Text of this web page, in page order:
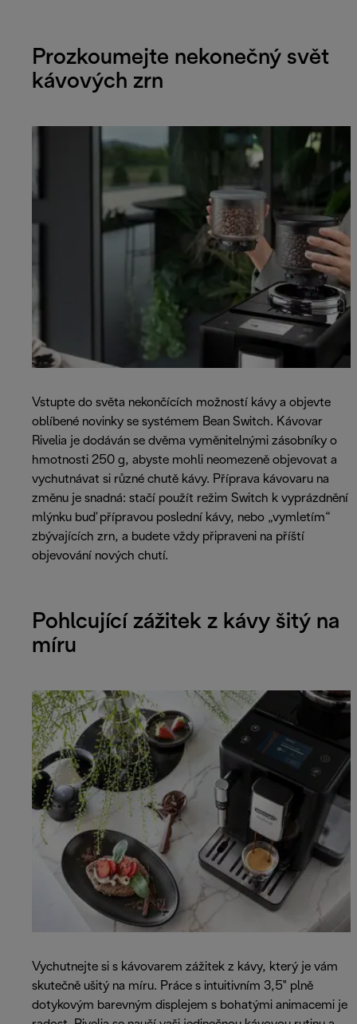
Prozkoumejte nekonečný svět
kávových zrn
Vstupte do světa nekončících možností kávy a objevte
oblíbené novinky se systémem Bean Switch. Kávovar
Rivelia je dodáván se dvěma vyměnitelnými zásobníky o
hmotnosti 250 g, abyste mohli neomezeně objevovat a
vychutnávat si různé chutě kávy. Příprava kávovaru na
změnu je snadná: stačí použít režim Switch k vyprázdnění
mlýnku buď přípravou poslední kávy, nebo „vymletím“
zbývajících zrn, a budete vždy připraveni na příští
objevování nových chutí.
Pohlcující zážitek z kávy šitý na
míru
Vychutnejte si s kávovarem zážitek z kávy, který je vám
skutečně ušitý na míru. Práce s intuitivním 3,5" plně
dotykovým barevným displejem s bohatými animacemi je